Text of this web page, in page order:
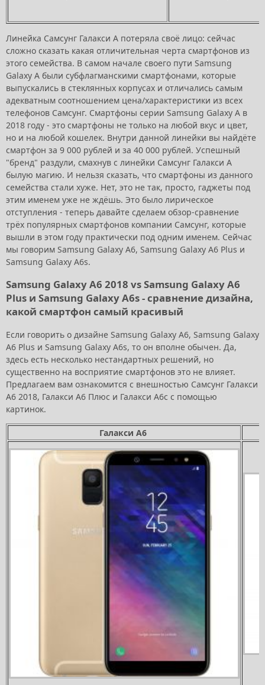
Линейка Самсунг Галакси А потеряла своё лицо: сейчас
сложно сказать какая отличительная черта смартфонов из
этого семейства. В самом начале своего пути Samsung
Galaxy A были субфлагманскими смартфонами, которые
выпускались в стеклянных корпусах и отличались самым
адекватным соотношением цена/характеристики из всех
телефонов Самсунг. Смартфоны серии Samsung Galaxy A в
2018 году - это смартфоны не только на любой вкус и цвет,
но и на любой кошелек. Внутри данной линейки вы найдёте
смартфон за 9 000 рублей и за 40 000 рублей. Успешный
"бренд" раздули, смахнув с линейки Самсунг Галакси А
былую магию. И нельзя сказать, что смартфоны из данного
семейства стали хуже. Нет, это не так, просто, гаджеты под
этим именем уже не ждёшь. Это было лирическое
отступления - теперь давайте сделаем обзор-сравнение
трёх популярных смартфонов компании Самсунг, которые
вышли в этом году практически под одним именем. Сейчас
мы говорим Samsung Galaxy A6, Samsung Galaxy A6 Plus и
Samsung Galaxy A6s.
Samsung Galaxy A6 2018 vs Samsung Galaxy A6
Plus и Samsung Galaxy A6s - сравнение дизайна,
какой смартфон самый красивый
Если говорить о дизайне Samsung Galaxy A6, Samsung Galaxy
A6 Plus и Samsung Galaxy A6s, то он вполне обычен. Да,
здесь есть несколько нестандартных решений, но
существенно на восприятие смартфонов это не влияет.
Предлагаем вам ознакомится с внешностью Самсунг Галакси
А6 2018, Галакси А6 Плюс и Галакси А6с с помощью
картинок.
Галакси А6